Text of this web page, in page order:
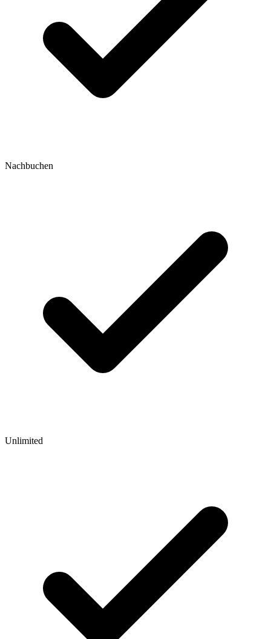
Nachbuchen
Unlimited